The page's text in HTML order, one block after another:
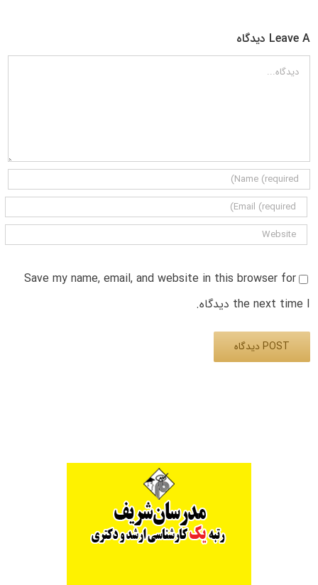
Leave A دیدگاه
دیدگاه
Save my name, email, and website in this browser for
the next time I دیدگاه.